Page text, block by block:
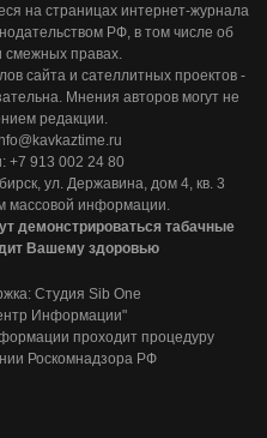
на страницах интернет-журнала
РФ, в том числе об
смежных правах.
сайта и сателлитных проектов -
Мнения авторов могут не
редакции.
+7 913 002 24 80
ул. Державина, дом 4, кв. 3
массовой информации.
демонстрироваться табачные
Вашему здоровью
Студия Sib One
Информации"
проходит процедуру
Роскомнадзора РФ